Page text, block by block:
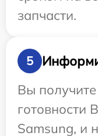
запчасти.
5
Вы
готовности
Samsung, и